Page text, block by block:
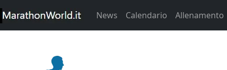
News Calendario Allenamento